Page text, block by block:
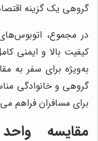
گروهی یک گزینه
در مجموع،
کیفیت بالا و ایمنی
به‌ویژه برای سفر به
گروهی و خانوادگی
برای مسافران فراهم
مقایسه